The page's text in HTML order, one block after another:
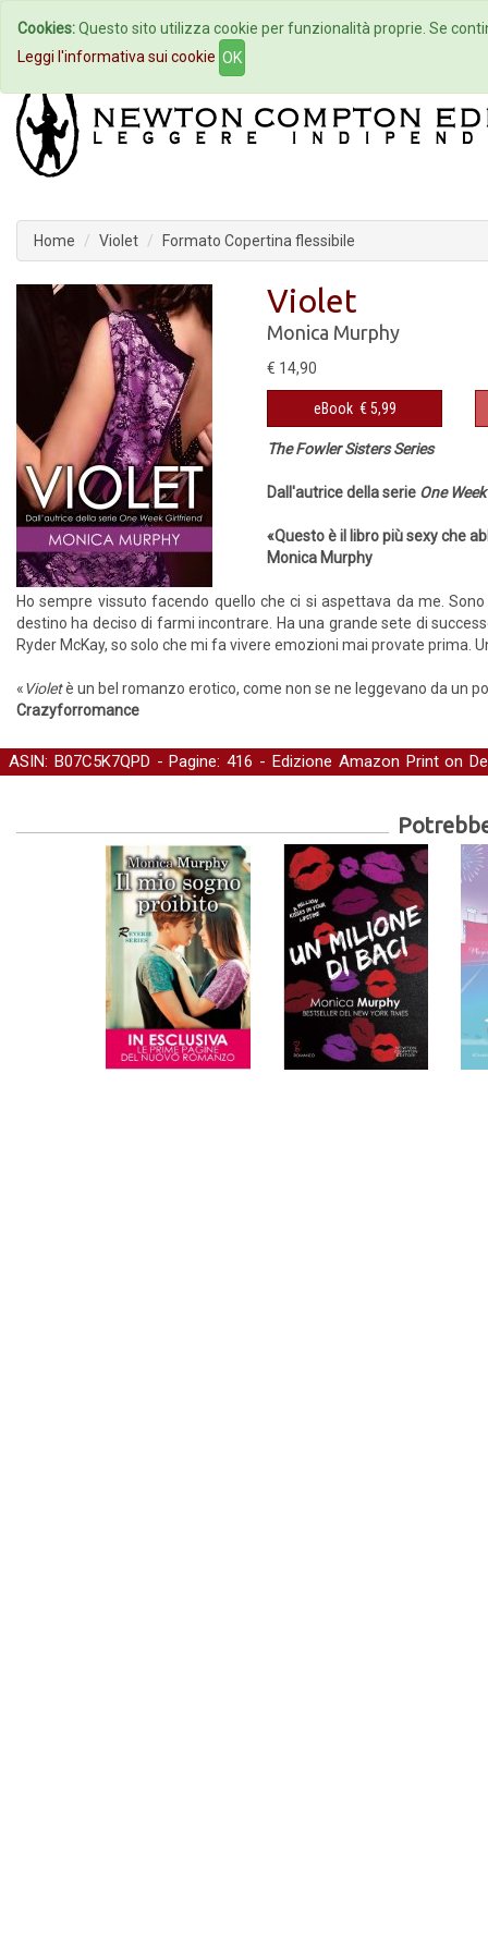
Home Autori Eventi
Home Violet Formato Copertina flessibile
Violet
Monica Murphy
€ 14,90
eBook € 5,99
The Fowler Sisters Series
Dall'autrice della serie One
«Questo è il libro più sexy che
Monica Murphy
Ho sempre vissuto facendo quello che ci si aspettava da me.
destino ha deciso di farmi incontrare. Ha una grande sete di
Ryder McKay, so solo che mi fa vivere emozioni mai provate prima.
«Violetè un bel romanzo erotico, come non se ne leggevano da un
Crazyforromance
ASIN: B07C5K7QPD - Pagine: 416 - Edizione Amazon Print on
Cookies:Questo sito utilizza cookie per funzionalità proprie. Se
Leggi l'informativa sui cookie OK